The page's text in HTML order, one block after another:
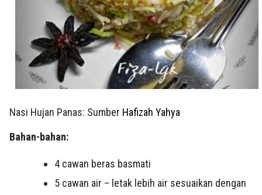
Nasi Hujan Panas: Sumber Hafizah Yahya
Bahan-bahan:
4 cawan beras basmati
5 cawan air – letak lebih air sesuaikan dengan